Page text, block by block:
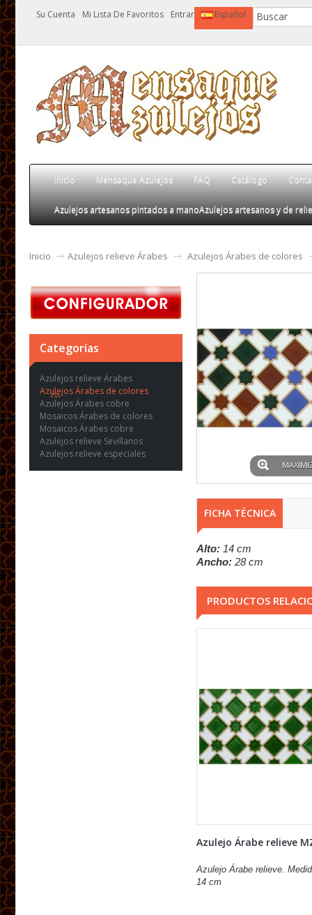
Su Cuenta Mi Lista De Favoritos Entrar Español
Inicio Mensaque Azulejos FAQ Catálogo
Azulejos artesanos pintados a manoAzulejos artesanos y de
Inicio Azulejos relieve Árabes Azulejos Árabes de colores
Categorías
Azulejos relieve Árabes
Azulejos Árabes de colores
Azulejos Árabes cobre
Mosaicos Árabes de colores
Mosaicos Árabes cobre
Azulejos relieve Sevillanos
Azulejos relieve especiales
FICHA TÉCNICA
Alto: 14 cm
Ancho: 28 cm
PRODUCTOS
Azulejo Árabe relieve
Azulejo Árabe relieve.
14 cm